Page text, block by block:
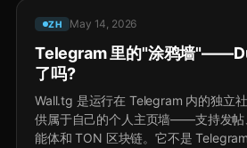
ZH May 14, 2026
Telegram 里的"涂鸦墙
了吗?
Wall.tg 是运行在 Telegram 内的独立
供属于自己的个人主页墙——支持发帖
能体和 TON 区块链。它不是